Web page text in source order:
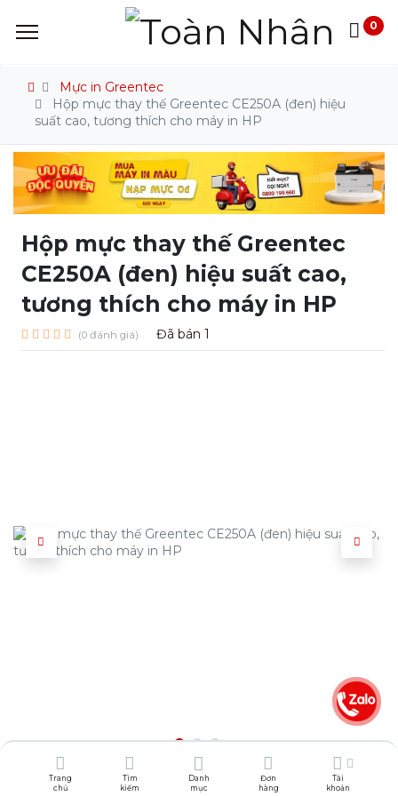
Trang
chủ
Tìm
kiếm
Danh
mục
Đơn
hàng
Tài
khoản
0
Mực in Greentec
Hộp mực thay thế Greentec CE250A (đen) hiệu
suất cao, tương thích cho máy in HP
Hộp mực thay thế Greentec
CE250A (đen) hiệu suất cao,
tương thích cho máy in HP
(0 đánh giá) Đã bán 1